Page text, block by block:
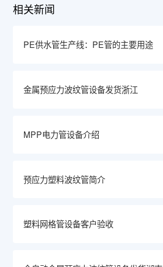
相关新闻
PE供水管生产线：PE管的主要用途
金属预应力波纹管设备发货浙江
MPP电力管设备介绍
预应力塑料波纹管简介
塑料网格管设备客户验收